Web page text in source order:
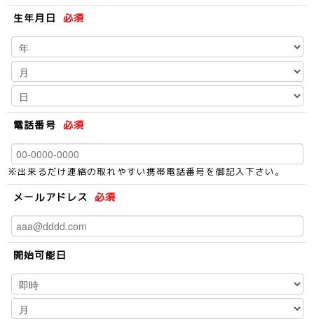
生年月日 必須
電話番号 必須
※出来るだけ連絡の取れやすい携帯電話番号を御記入下さい。
メールアドレス 必須
開始可能日